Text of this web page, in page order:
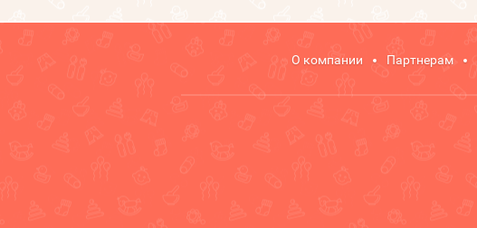
О компании Партнерам